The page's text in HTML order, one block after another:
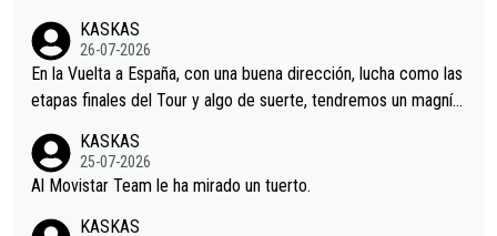
KASKAS
26-07-2026
En la Vuelta a España, con una buena dirección, lucha como las
etapas finales del Tour y algo de suerte, tendremos un magnífi
KASKAS
25-07-2026
Al Movistar Team le ha mirado un tuerto.
KASKAS